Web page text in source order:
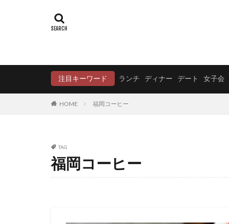
注目キーワード ランチ ディナー デート 女子会
HOME 福岡コーヒー
TAG
福岡コーヒー